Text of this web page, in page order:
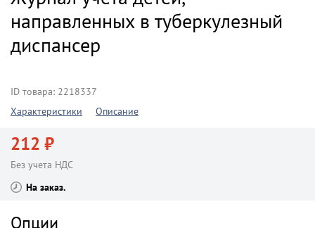
направленных в туберкулезный
диспансер
ID товара: 2218337
Характеристики
Описание
212 ₽
Без учета НДС
На заказ
Опции